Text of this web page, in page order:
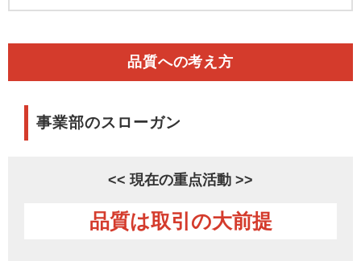
品質への考え方
事業部のスローガン
<< 現在の重点活動 >>
品質は取引の大前提